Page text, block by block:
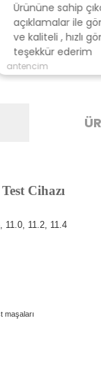
odaklı
ambalajı özenli
için mağazaya
Cihazı
11.0, 11.2, 11.4
maşaları